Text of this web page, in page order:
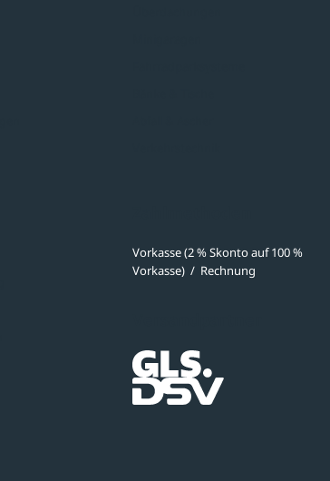
Vorkasse (2 % Skonto auf 100 %
Vorkasse) / Rechnung